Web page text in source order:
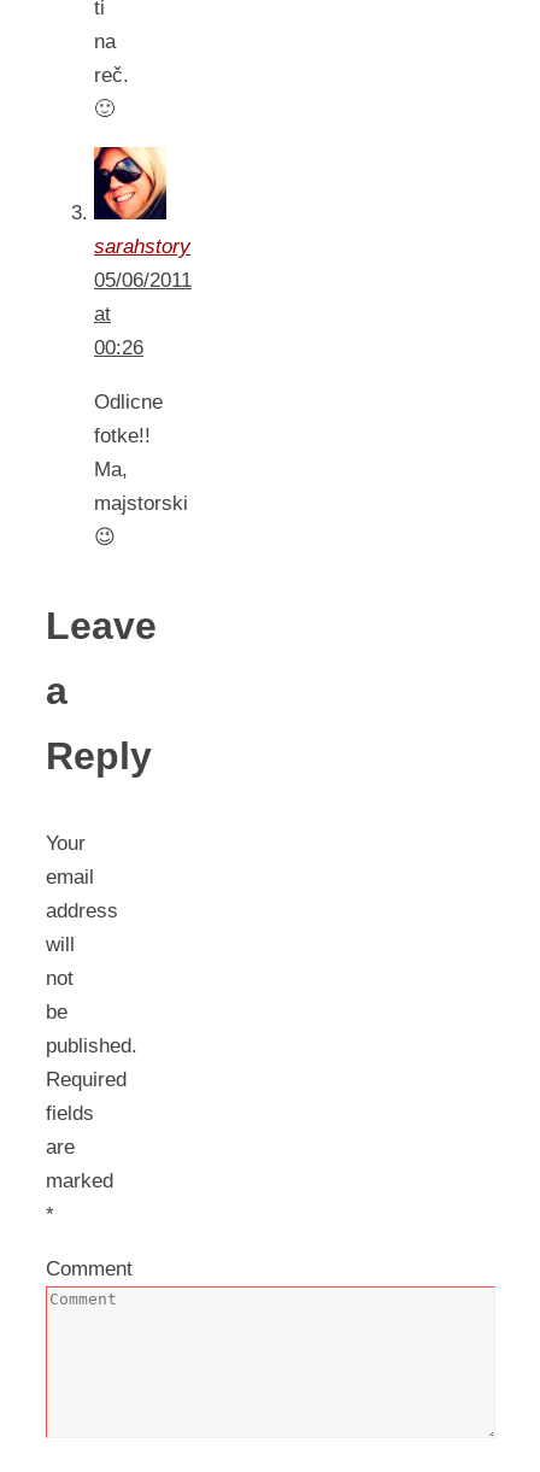
ti
na
reč.
🙂
sarahstory
05/06/2011
at
00:26
Odlicne
fotke!!
Ma,
majstorski
😉
Leave
a
Reply
Your
email
address
will
not
be
published.
Required
fields
are
marked
*
Comment